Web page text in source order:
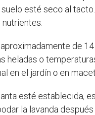
suelo esté seco al
de
heladas o
en el jardín o en
esté establecida,
la lavanda